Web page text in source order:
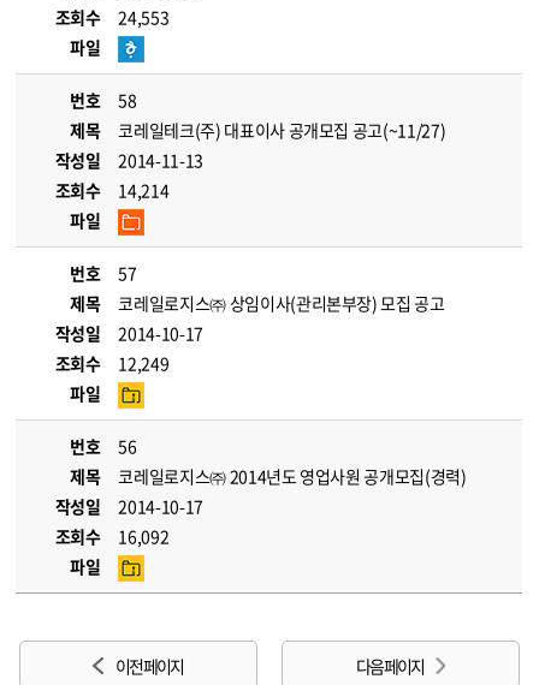
조회수
24,553
파일
번호
58
제목
코레일테크(주) 대표이사 공개모집 공고(~11/27)
작성일
2014-11-13
조회수
14,214
파일
번호
57
제목
코레일로지스㈜ 상임이사(관리본부장) 모집 공고
작성일
2014-10-17
조회수
12,249
파일
번호
56
제목
코레일로지스㈜ 2014년도 영업사원 공개모집(경력)
작성일
2014-10-17
조회수
16,092
파일
이전 페이지 다음 페이지